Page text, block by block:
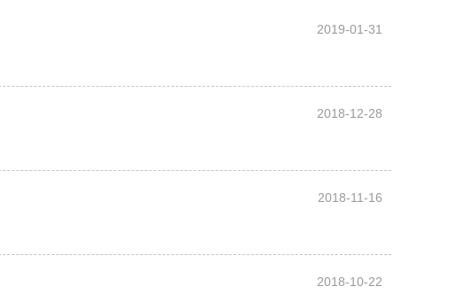
2019-01-31
2018-12-28
2018-11-16
2018-10-22